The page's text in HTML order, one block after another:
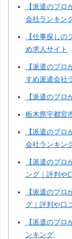
関西
大阪
【派遣のプ
会社ランキン
【仕事探し
め求人サイト
【派遣のプ
すめ派遣会社
【派遣のプ
栃木県宇都宮
【派遣のプ
会社ランキン
【派遣のプ
ング｜評判や
【派遣のプ
グ｜評判や口
【派遣のプ
ンキング